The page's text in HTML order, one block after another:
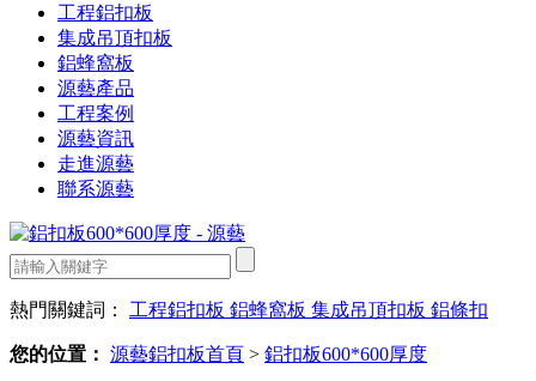
工程鋁扣板
集成吊頂扣板
鋁蜂窩板
源藝產品
工程案例
源藝資訊
走進源藝
聯系源藝
熱門關鍵詞： 工程鋁扣板 鋁蜂窩板 集成吊頂扣板 鋁條扣
您的位置： 源藝鋁扣板首頁 > 鋁扣板600*600厚度